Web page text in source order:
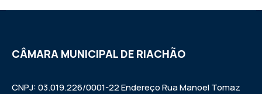
CÂMARA MUNICIPAL DE RIACHÃO
CNPJ: 03.019.226/0001-22 Endereço Rua Manoel Tomaz